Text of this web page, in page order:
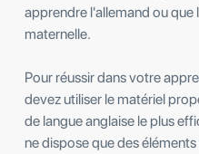
apprendre l'allemand ou
maternelle.
Pour réussir dans votre
devez utiliser le matériel
de langue anglaise le plus
ne dispose que des